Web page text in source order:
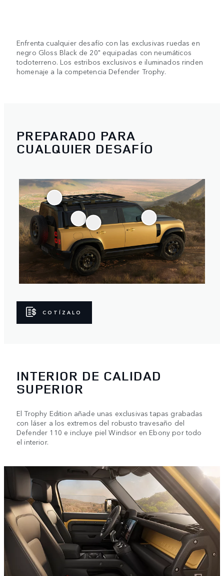
Enfrenta cualquier desafío con las exclusivas ruedas en
negro Gloss Black de 20" equipadas con neumáticos
todoterreno. Los estribos exclusivos e iluminados rinden
homenaje a la competencia Defender Trophy.
PREPARADO PARA
CUALQUIER DESAFÍO
COTÍZALO
INTERIOR DE CALIDAD
SUPERIOR
El Trophy Edition añade unas exclusivas tapas grabadas
con láser a los extremos del robusto travesaño del
Defender 110 e incluye piel Windsor en Ebony por todo
el interior.